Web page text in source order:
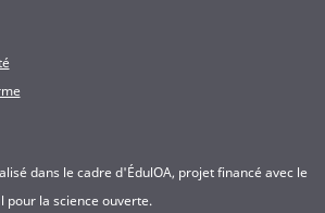
dans le cadre d'ÉdulOA, projet financé avec le
pour la science ouverte.